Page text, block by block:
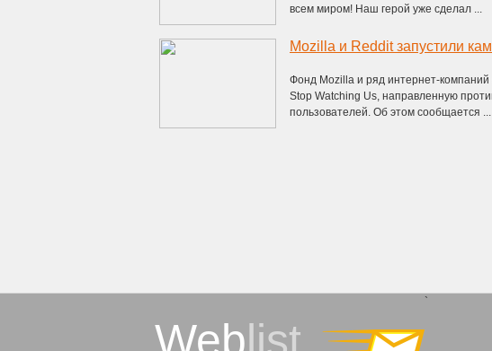
всем миром! Наш герой уже сделал ...
Фонд Mozilla и ряд интернет-
Stop Watching Us, направленную
пользователей. Об этом сообщается ...
Weblist
`